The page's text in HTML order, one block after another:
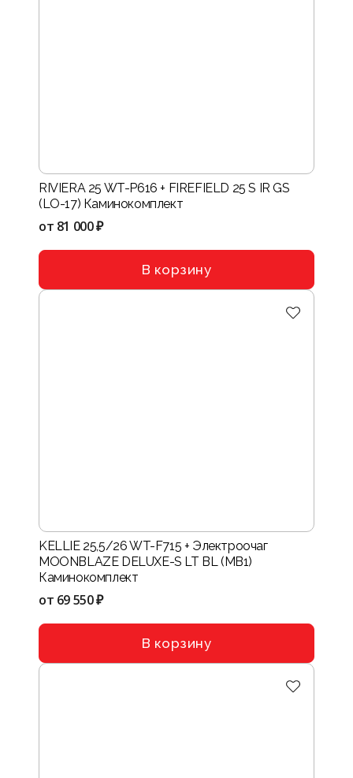
RIVIERA 25 WT-P616 + FIREFIELD 25 S IR GS
(LO-17) Каминокомплект
от 81 000 ₽
В корзину
KELLIE 25,5/26 WT-F715 + Электроочаг
MOONBLAZE DELUXE-S LT BL (MB1)
Каминокомплект
от 69 550 ₽
В корзину